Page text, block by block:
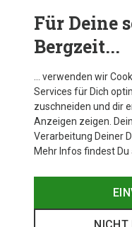
Für Deine
Bergzeit...
… verwenden wir
Services für Dich
zuschneiden und dir
Anzeigen zeigen.
Verarbeitung Deiner
Mehr Infos findest